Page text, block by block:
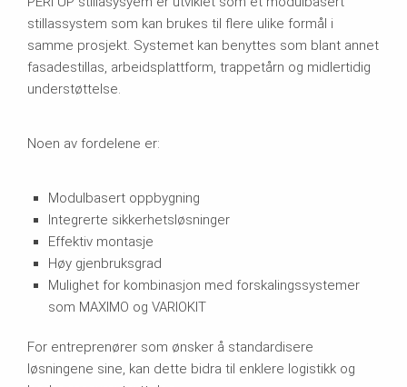
stillassystem som kan brukes til flere ulike formål i
samme prosjekt. Systemet kan benyttes som blant annet
fasadestillas, arbeidsplattform, trappetårn og midlertidig
understøttelse.
Noen av fordelene er:
Modulbasert oppbygning
Integrerte sikkerhetsløsninger
Effektiv montasje
Høy gjenbruksgrad
Mulighet for kombinasjon med forskalingssystemer
som MAXIMO og VARIOKIT
For entreprenører som ønsker å standardisere
løsningene sine, kan dette bidra til enklere logistikk og